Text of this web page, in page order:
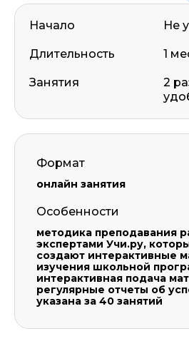
Начало
Длительность
Занятия
Не
1
2
Формат
онлайн занятия
Особенности
методика преподавания
экспертами Учи.ру,
создают интерактивные
изучения школьной
интерактивная подача
регулярные отчеты об
указана за 40 занятий